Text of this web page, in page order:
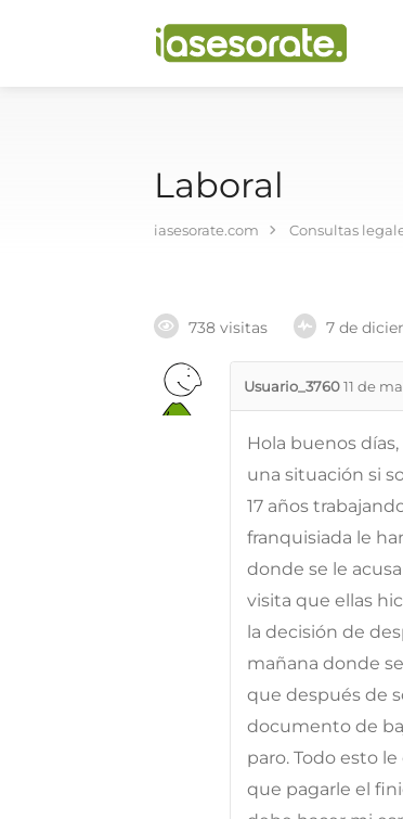
Laboral
iasesorate.com Consultas
738 visitas 7 de
Usuario_376011 de
Hola buenos
una situación si
17 años
franquisiada le
donde se le
visita que ellas
la decisión de
mañana donde
que después de
documento de
paro. Todo esto
que pagarle el